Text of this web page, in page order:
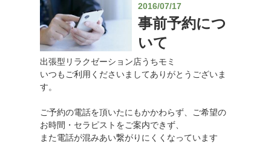
2016/07/17
事前予約につ
いて
出張型リラクゼーション店うちモミ
いつもご利用くださいましてありがとうございま
す。
ご予約の電話を頂いたにもかかわらず、ご希望の
お時間・セラピストをご案内できず、
また電話が混みあい繋がりにくくなっています